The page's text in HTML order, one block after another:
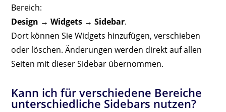
Bereich:
Design → Widgets → Sidebar.
Dort können Sie Widgets hinzufügen, verschieben
oder löschen. Änderungen werden direkt auf allen
Seiten mit dieser Sidebar übernommen.
Kann ich für verschiedene Bereiche
unterschiedliche Sidebars nutzen?